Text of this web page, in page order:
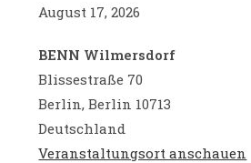
-
الفردي
للنساء
والرجال
August 17, 2026
BENN Wilmersdorf
Blissestraße 70
Berlin,Berlin 10713
Deutschland
Veranstaltungsort anschauen